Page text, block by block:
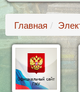
Главная